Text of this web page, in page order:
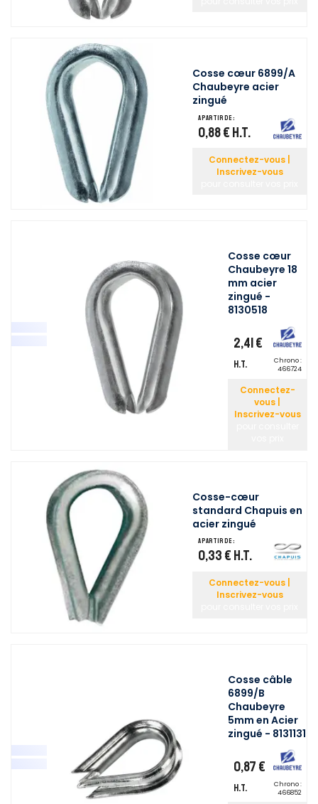
Cosse cœur 6899/A
Chaubeyre acier
zingué
A partir de :
0,88 € H.T.
Connectez-vous |
Inscrivez-vous
Cosse cœur
Chaubeyre 18
mm acier
zingué -
8130518
2,41 €
H.T.
Chrono :
466724
Connectez-
vous |
Inscrivez-vous
Cosse-cœur
standard Chapuis en
acier zingué
A partir de :
0,33 € H.T.
Connectez-vous |
Inscrivez-vous
Cosse câble
6899/B
Chaubeyre
5mm en Acier
zingué - 8131131
0,87 €
H.T.
Chrono :
466852